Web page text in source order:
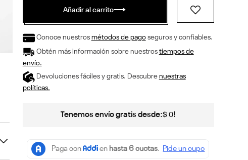
Añadir al carrito
Conoce nuestros métodos de pagoseguros y confiables.
Obtén más información sobre nuestros tiempos de
envío.
Devoluciones fáciles y gratis. Descubre nuestras
políticas.
Tenemos envío gratis desde:$ 0!